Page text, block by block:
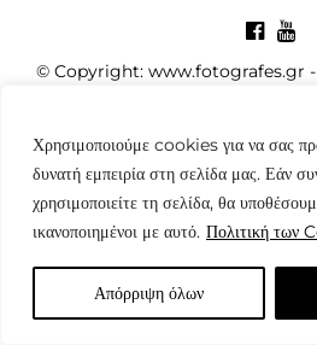
Χρησιμοποιούμε cookies για να σας
δυνατή εμπειρία στη σελίδα μας. Εάν
χρησιμοποιείτε τη σελίδα, θα
ικανοποιημένοι με αυτό. Πολιτική των
Απόρριψη όλων
© Copyright: www.fotografes.gr -